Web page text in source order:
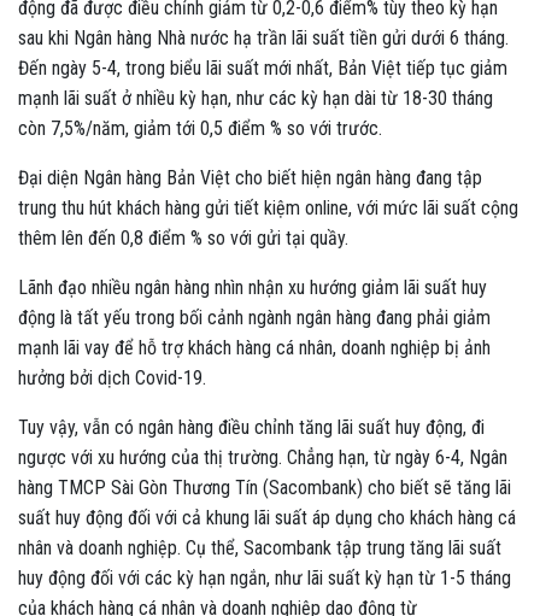
động đã được điều chỉnh giảm từ 0,2-0,6 điểm% tùy theo kỳ hạn
sau khi Ngân hàng Nhà nước hạ trần lãi suất tiền gửi dưới 6 tháng.
Đến ngày 5-4, trong biểu lãi suất mới nhất, Bản Việt tiếp tục giảm
mạnh lãi suất ở nhiều kỳ hạn, như các kỳ hạn dài từ 18-30 tháng
còn 7,5%/năm, giảm tới 0,5 điểm % so với trước.
Đại diện Ngân hàng Bản Việt cho biết hiện ngân hàng đang tập
trung thu hút khách hàng gửi tiết kiệm online, với mức lãi suất cộng
thêm lên đến 0,8 điểm % so với gửi tại quầy.
Lãnh đạo nhiều ngân hàng nhìn nhận xu hướng giảm lãi suất huy
động là tất yếu trong bối cảnh ngành ngân hàng đang phải giảm
mạnh lãi vay để hỗ trợ khách hàng cá nhân, doanh nghiệp bị ảnh
hưởng bởi dịch Covid-19.
Tuy vậy, vẫn có ngân hàng điều chỉnh tăng lãi suất huy động, đi
ngược với xu hướng của thị trường. Chẳng hạn, từ ngày 6-4, Ngân
hàng TMCP Sài Gòn Thương Tín (Sacombank) cho biết sẽ tăng lãi
suất huy động đối với cả khung lãi suất áp dụng cho khách hàng cá
nhân và doanh nghiệp. Cụ thể, Sacombank tập trung tăng lãi suất
huy động đối với các kỳ hạn ngắn, như lãi suất kỳ hạn từ 1-5 tháng
của khách hàng cá nhân và doanh nghiệp dao động từ